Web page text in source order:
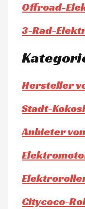
Offroad-
3-Rad-
Hersteller
Stadt-
Anbieter
Citycoco-